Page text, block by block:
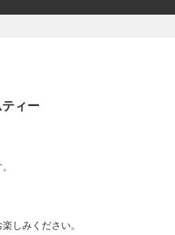
ィー
しみください。